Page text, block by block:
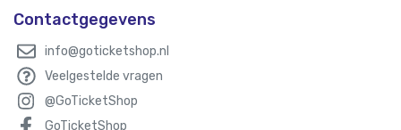
Contactgegevens
info@goticketshop.nl
Veelgestelde vragen
@GoTicketShop
GoTicketShop